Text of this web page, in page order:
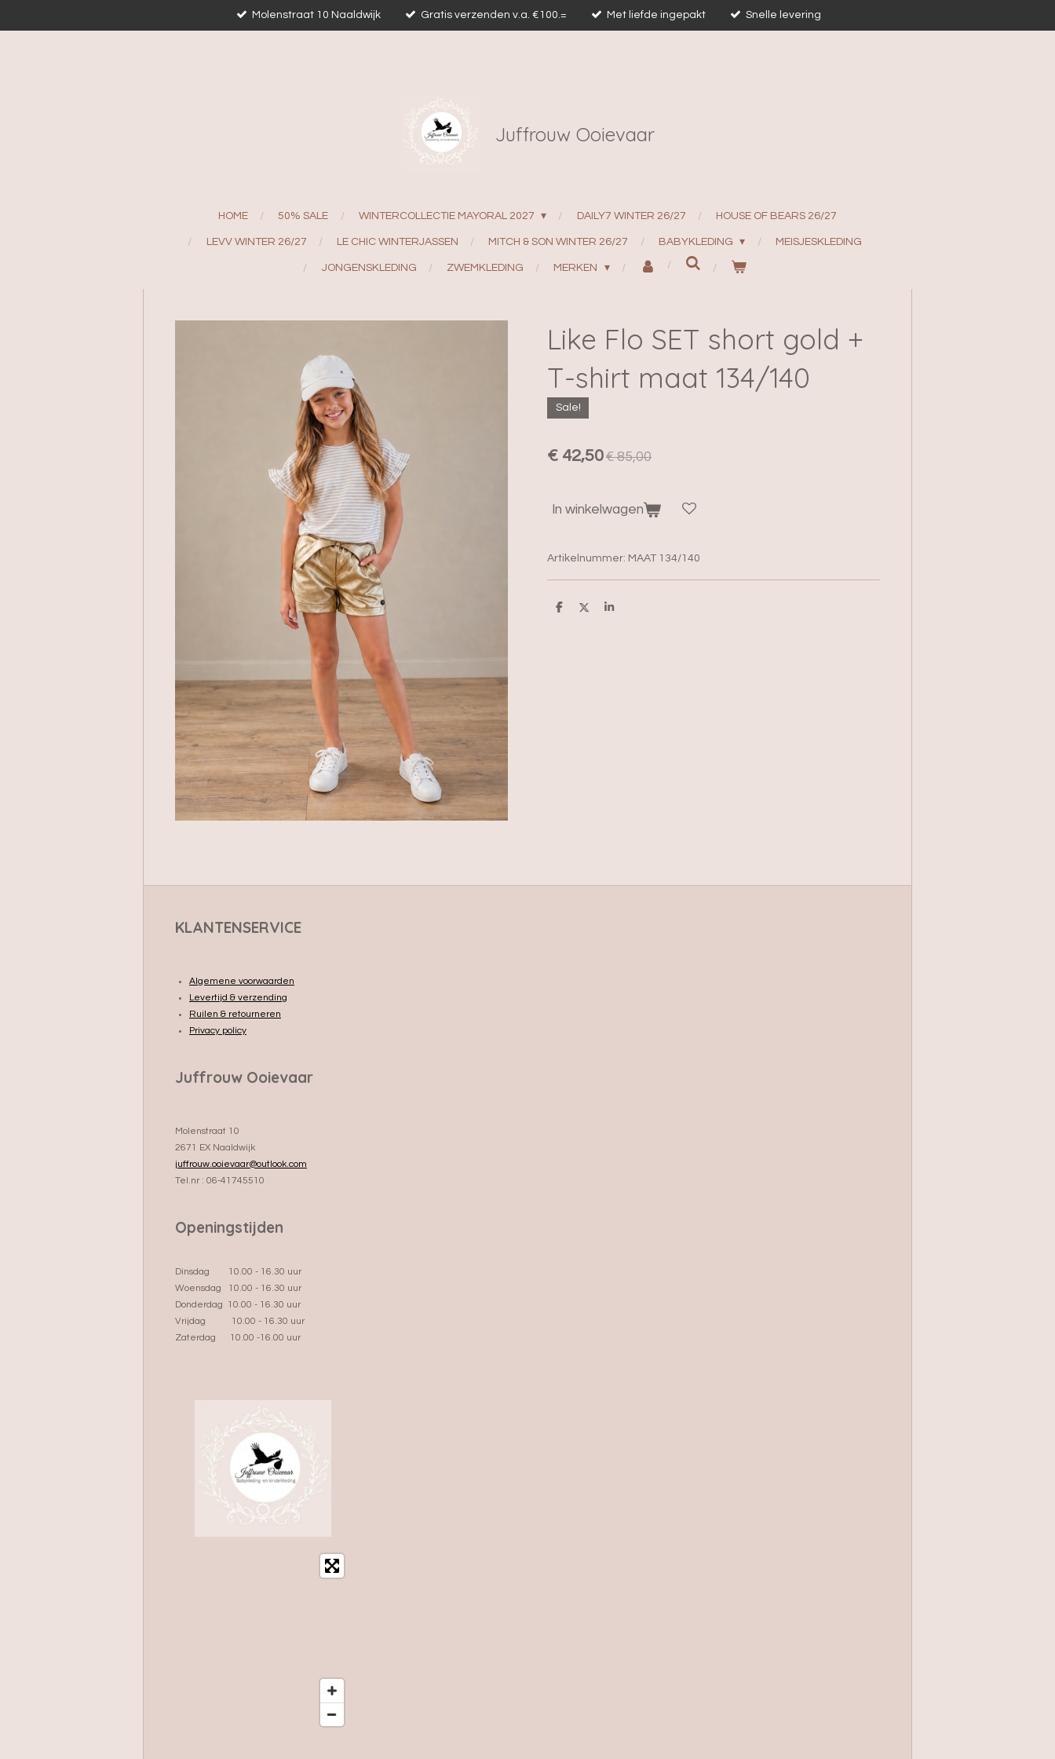
Molenstraat 10 Naaldwijk Gratis verzenden v.a. €100.= Met liefde ingepakt Snelle levering
Juffrouw Ooievaar
HOME 50% SALE WINTERCOLLECTIE MAYORAL 2027 DAILY7 WINTER 26/27 HOUSE OF BEARS 26/27
LEVV WINTER 26/27 LE CHIC WINTERJASSEN MITCH & SON WINTER 26/27 BABYKLEDING MEISJESKLEDING
JONGENSKLEDING ZWEMKLEDING MERKEN
Like Flo SET short gold +
T-shirt maat 134/140
Sale!
€ 42,50€ 85,00
In winkelwagen
Artikelnummer: MAAT 134/140
D
D
S
KLANTENSERVICE
Algemene voorwaarden
Levertijd & verzending
Ruilen & retourneren
Privacy policy
Juffrouw Ooievaar
Molenstraat 10
2671 EX Naaldwijk
juffrouw.ooievaar@outlook.com
Tel.nr : 06-41745510
Openingstijden
Dinsdag 10.00 - 16.30 uur
Woensdag 10.00 - 16.30 uur
Donderdag 10.00 - 16.30 uur
Vrijdag 10.00 - 16.30 uur
Zaterdag 10.00 -16.00 uur